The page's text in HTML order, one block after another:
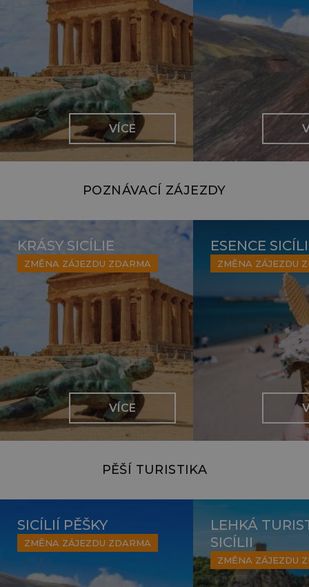
VÍCE
POZNÁVACÍ ZÁJEZDY
KRÁSY SICÍLIE
ZMĚNA ZÁJEZDU ZDARMA
VÍCE
ESENCE
ZMĚNA ZÁJEZDU
PĚŠÍ TURISTIKA
SICÍLIÍ PĚŠKY
ZMĚNA ZÁJEZDU ZDARMA
LEHKÁ
SICÍLII
ZMĚNA ZÁJEZDU